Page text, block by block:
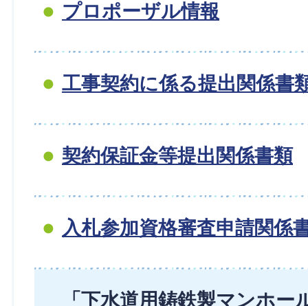
プロポーザル情報
工事契約に係る提出関係書
契約保証金等提出関係書類
入札参加資格審査申請関係
「下水道用鋳鉄製マンホー